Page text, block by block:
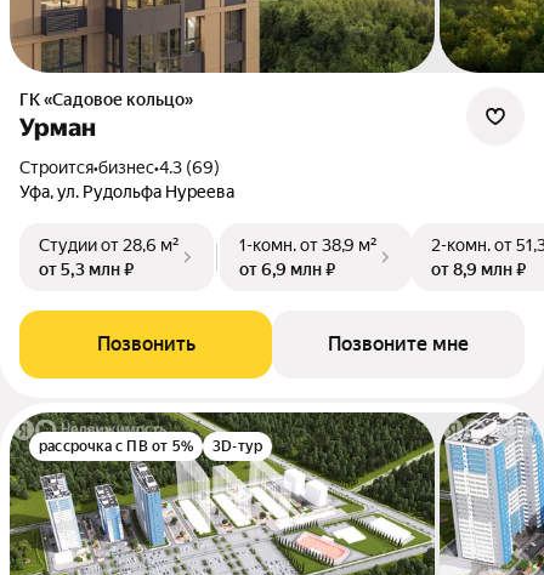
ГК «Садовое кольцо»
Урман
Строится•бизнес•4.3 (69)
Уфа, ул. Рудольфа Нуреева
Студииот 28,6 м²
от 5,3 млн ₽
1-комн.от 38,9 м²
от 6,9 млн ₽
2-комн.от
от 8,9 млн ₽
Позвонить Позвоните мне
рассрочка с ПВ от 5% 3D-тур